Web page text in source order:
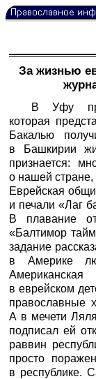
За жизнью
В Уфу
которая
Бакалью
в Башкирии
признается:
о нашей
Еврейская
и печали «Лаг
В плавание
«Балтимор
задание
в Америке
в еврейском
православные
А в мечети
подписал ей
раввин
просто
в республике.